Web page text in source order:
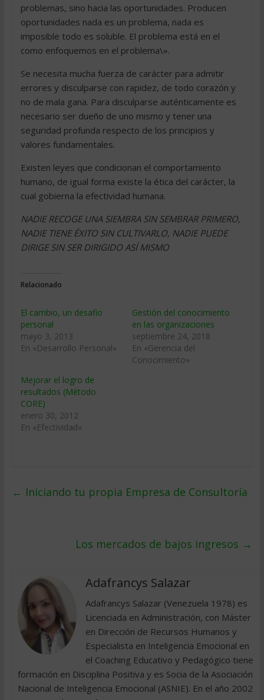
problemas, sino hacia las oportunidades. Producen
oportunidades nada es un problema, nada es
imposible todo es soluble. El problema está en el
como enfoquemos en el problema\».
Se necesita mucha fuerza de carácter para admitir
errores y disculparse con rapidez, de todo corazón y
no de mala gana. Para disculparse auténticamente es
necesario ser dueño de uno mismo y tener una
seguridad profunda respecto de los principios y
valores fundamentales.
Existen leyes que condicionan el comportamiento
humano, de igual forma existe la ética del carácter, la
cual gobierna la efectividad humana.
NADIE RECOGE UNA SIEMBRA SIN SEMBRAR PRIMERO,
NADIE TIENE ÉXITO SIN CULTIVARLO, NADIE PUEDE
DIRIGE SIN SER DIRIGIDO ASÍ MISMO
Relacionado
El cambio, un desafio
personal
mayo 3, 2013
En «Desarrollo Personal»
Gestión del conocimiento
en las organizaciones
septiembre 24, 2018
En «Gerencia del
Conocimiento»
Mejorar el logro de
resultados (Método
CORE)
enero 30, 2012
En «Efectividad»
← Iniciando tu propia Empresa de Consultoría
Los mercados de bajos ingresos →
Adafrancys Salazar
Adafrancys Salazar (Venezuela 1978) es
Licenciada en Administración, con Máster
en Dirección de Recursos Humanos y
Especialista en Inteligencia Emocional en
el Coaching Educativo y Pedagógico tiene
formación en Disciplina Positiva y es Socia de la Asociación
Nacional de Inteligencia Emocional (ASNIE). En el año 2002